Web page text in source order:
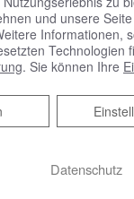
anfragen!
und unsere
Informationen,
Technologien
. Sie können Ihre
Datenschutz